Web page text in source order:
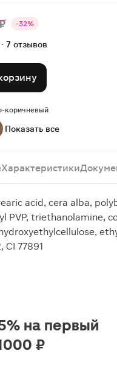
-32%
7 отзывов
коричневый
Показать все
Характеристики
acid, cera alba,
PVP, triethanolamine,
CI 77891
на первый
₽